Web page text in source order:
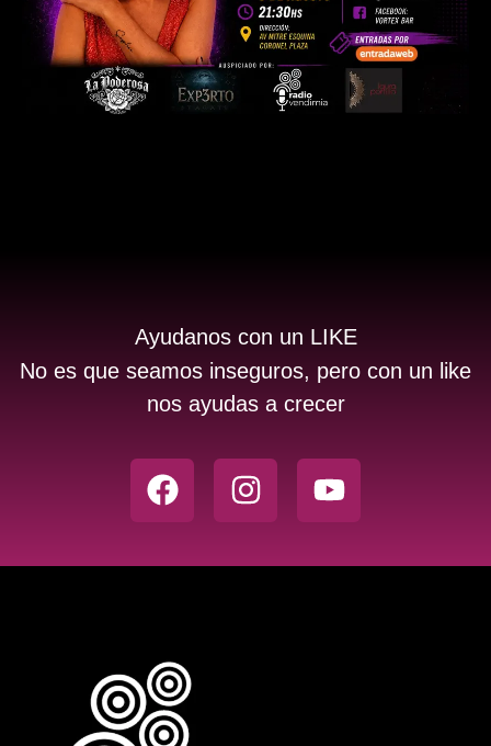
Ayudanos con un LIKE
No es que seamos inseguros, pero con un like
nos ayudas a crecer